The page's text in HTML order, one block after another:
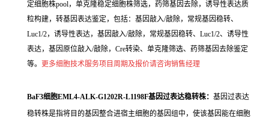
定细胞株pool，单克隆稳定细胞株筛选，药筛基因去除，诱导性表达质
粒构建，转基因表达鉴定，包括：基因敲入/敲除，常规基因稳转、
Luc1/2，诱导性表达，基因敲入/敲除，常规基因稳转、Luc1/2、诱导性
表达，基因原位敲入/敲除，Cre转染、单克隆筛选、药筛基因去除鉴定
等。 更多细胞技术服务项目周期及报价请咨询销售经理
BaF3细胞EML4-ALK-G1202R-L1198F基因过表达稳转株： 基因过表达
稳转株是指将目的基因整合进宿主细胞的基因组中，使该基因能在细胞